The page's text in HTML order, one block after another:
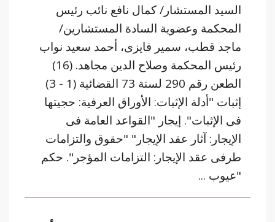
السيد المستشار/ كمال نافع نائب رئيس
المحكمة وعضوية السادة المستشارين/
ماجد قطب، سمير فايزى، أحمد سعيد نواب
رئيس المحكمة وصلاح الدين مجاهد. (16)
الطعن رقم 290 لسنة 73 القضائية (1 - 3)
إثبات "أدلة الإثبات: الأوراق العرفية: حجيتها
فى الإثبات". إيجار "القواعد العامة فى
الإيجار: آثار عقد الإيجار" "حقوق والتزامات
طرفى عقد الإيجار: التزامات المؤجر". حكم
"عيوب ...